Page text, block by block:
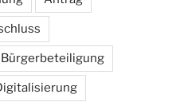
Bürgerbeteiligung